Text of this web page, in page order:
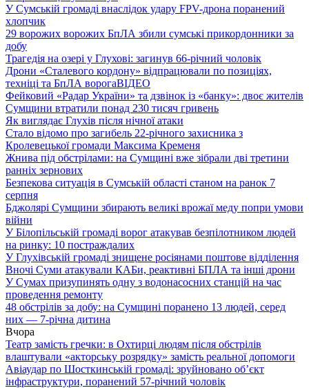
У Сумській громаді внаслідок удару FPV-дрона поранений
хлопчик
29 ворожих ворожих БпЛА збили сумські прикордонники за
добу
Трагедія на озері у Глухові: загинув 66-річний чоловік
Дрони «Сталевого кордону» відпрацювали по позиціях,
техніці та БпЛА ворогаВІДЕО
Фейковий «Радар України» та дзвінок із «банку»: двоє жителів
Сумщини втратили понад 230 тисяч гривень
Як виглядає Глухів після нічної атаки
Стало відомо про загибель 22-річного захисника з
Кролевецької громади Максима Кременя
Жнива під обстрілами: на Сумщині вже зібрали дві третини
ранніх зернових
Безпекова ситуація в Сумській області станом на ранок 7
серпня
Бджолярі Сумщини збирають великі врожаї меду попри умови
війни
У Білопільській громаді ворог атакував безпілотником людей
на ринку: 10 постраждалих
У Глухівській громаді знищене росіянами поштове відділення
Вночі Суми атакували КАБи, реактивні БПЛА та інші дрони
У Сумах призупинять одну з водонасосних станцій на час
проведення ремонту
48 обстрілів за добу: на Сумщині поранено 13 людей, серед
них — 7-річна дитина
Вчора
Театр замість гречки: в Охтирці людям після обстрілів
влаштували «акторську розрядку» замість реальної допомоги
Авіаудар по Шосткинській громаді: зруйновано об’єкт
інфраструктури, поранений 57-річний чоловік